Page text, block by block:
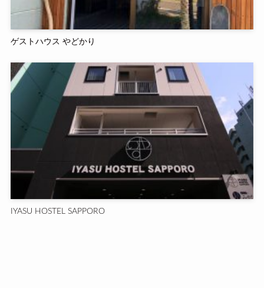
ゲストハウス やどかり
IYASU HOSTEL SAPPORO